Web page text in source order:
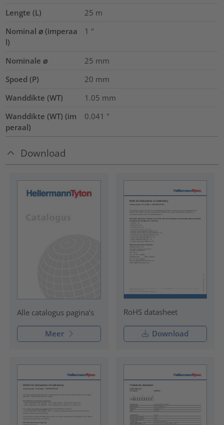
Lengte (L) 25 m
Nominal ⌀ (imperaa
l)
1 "
Nominale ⌀ 25 mm
Spoed (P)
20 mm
Wanddikte (WT)
1.05 mm
Wanddikte (WT) (im
peraal)
0.041 "
Download
Alle catalogus pagina’s
Meer
RoHS datasheet
Download